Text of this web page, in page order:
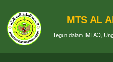
MTS AL
Teguh dalam IMTAQ,